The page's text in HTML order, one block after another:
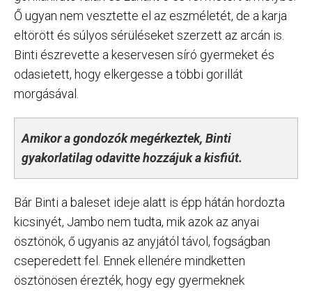
Ő ugyan nem vesztette el az eszméletét, de a karja
eltörött és súlyos sérüléseket szerzett az arcán is.
Binti észrevette a keservesen síró gyermeket és
odasietett, hogy elkergesse a többi gorillát
morgásával.
Amikor a gondozók megérkeztek, Binti
gyakorlatilag odavitte hozzájuk a kisfiút.
Bár Binti a baleset ideje alatt is épp hátán hordozta
kicsinyét, Jambo nem tudta, mik azok az anyai
ösztönök, ő ugyanis az anyjától távol, fogságban
cseperedett fel. Ennek ellenére mindketten
ösztönösen érezték, hogy egy gyermeknek